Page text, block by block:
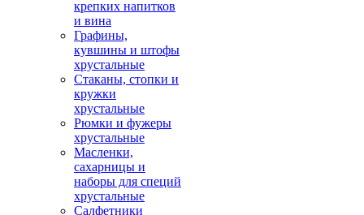
крепких напитков
и вина
Графины,
кувшины и штофы
хрустальные
Стаканы, стопки и
кружки
хрустальные
Рюмки и фужеры
хрустальные
Масленки,
сахарницы и
наборы для специй
хрустальные
Салфетники